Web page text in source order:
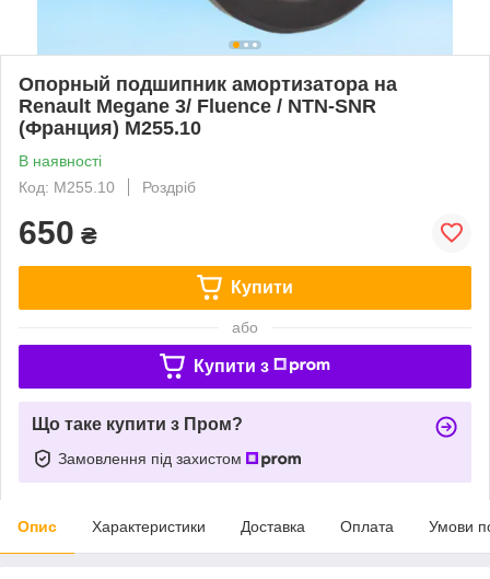
Опорный подшипник амортизатора на
Renault Megane 3/ Fluence / NTN-SNR
(Франция) M255.10
В наявності
Код: M255.10
Роздріб
650 ₴
Купити
або
Купити з
Що таке купити з Пром?
Замовлення під захистом
Опис Характеристики Доставка Оплата Умови